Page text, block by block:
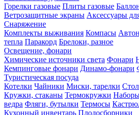
Горелки газовые Плиты газовые
Ветрозащитные экраны Аксессуары
Снаряжение
Комплекты выживания Компасы
тепла Паракорд Брелоки, разное
Освещение, фонари
Химические источники света Фонари
Кемпинговые фонари Динамо-фонари
Туристическая посуда
Котелки Чайники Миски, тарелки
Кружки, стаканы Термокружки
ведра Фляги, бутылки Термосы
Кухонный инвентарь Плодосборники